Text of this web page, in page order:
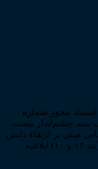
مجوز شماره
اهداف سند چشم‌انداز بیست
مبنی بر ارتقاء دانش
حقوقی جامعه و ترویج فرهنگ قانونمداری (بند ۱۶ و ۱۰) ابلاغیه